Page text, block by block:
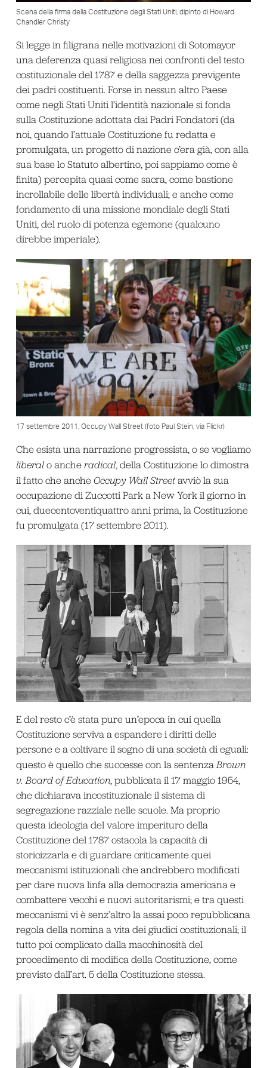
Scena della firma della Costituzione degli Stati Uniti, dipinto di Howard
Chandler Christy
Si legge in filigrana nelle motivazioni di Sotomayor
una deferenza quasi religiosa nei confronti del testo
costituzionale del 1787 e della saggezza previgente
dei padri costituenti. Forse in nessun altro Paese
come negli Stati Uniti l’identità nazionale si fonda
sulla Costituzione adottata dai Padri Fondatori (da
noi, quando l’attuale Costituzione fu redatta e
promulgata, un progetto di nazione c’era già, con alla
sua base lo Statuto albertino, poi sappiamo come è
finita) percepita quasi come sacra, come bastione
incrollabile delle libertà individuali; e anche come
fondamento di una missione mondiale degli Stati
Uniti, del ruolo di potenza egemone (qualcuno
direbbe imperiale).
17 settembre 2011, Occupy Wall Street (foto Paul Stein, via Flickr)
Che esista una narrazione progressista, o se vogliamo
liberalo anche radical, della Costituzione lo dimostra
il fatto che anche Occupy Wall Streetavviò la sua
occupazione di Zuccotti Park a New York il giorno in
cui, duecentoventiquattro anni prima, la Costituzione
fu promulgata (17 settembre 2011).
E del resto c’è stata pure un’epoca in cui quella
Costituzione serviva a espandere i diritti delle
persone e a coltivare il sogno di una società di eguali:
questo è quello che successe con la sentenza Brown
v. Board of Education, pubblicata il 17 maggio 1954,
che dichiarava incostituzionale il sistema di
segregazione razziale nelle scuole. Ma proprio
questa ideologia del valore imperituro della
Costituzione del 1787 ostacola la capacità di
storicizzarla e di guardare criticamente quei
meccanismi istituzionali che andrebbero modificati
per dare nuova linfa alla democrazia americana e
combattere vecchi e nuovi autoritarismi; e tra questi
meccanismi vi è senz’altro la assai poco repubblicana
regola della nomina a vita dei giudici costituzionali; il
tutto poi complicato dalla macchinosità del
procedimento di modifica della Costituzione, come
previsto dall’art. 5 della Costituzione stessa.